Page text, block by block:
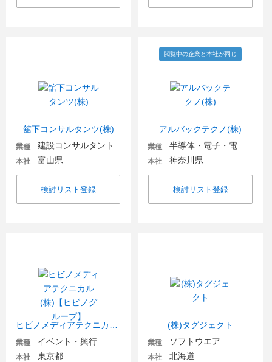
舘下コンサルタンツ(株)
業種 建設コンサルタント
本社 富山県
検討リスト登録
アルバックテクノ(株)
閲覧中の企業と本社が同じ
業種
本社 神奈川県
検討リスト登録
業種 イベント・興行
本社 東京都
(株)タグジェクト
業種 ソフトウエア
本社 北海道